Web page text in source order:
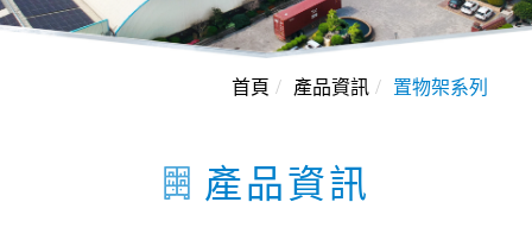
首頁 產品資訊 置物架系列
產品資訊